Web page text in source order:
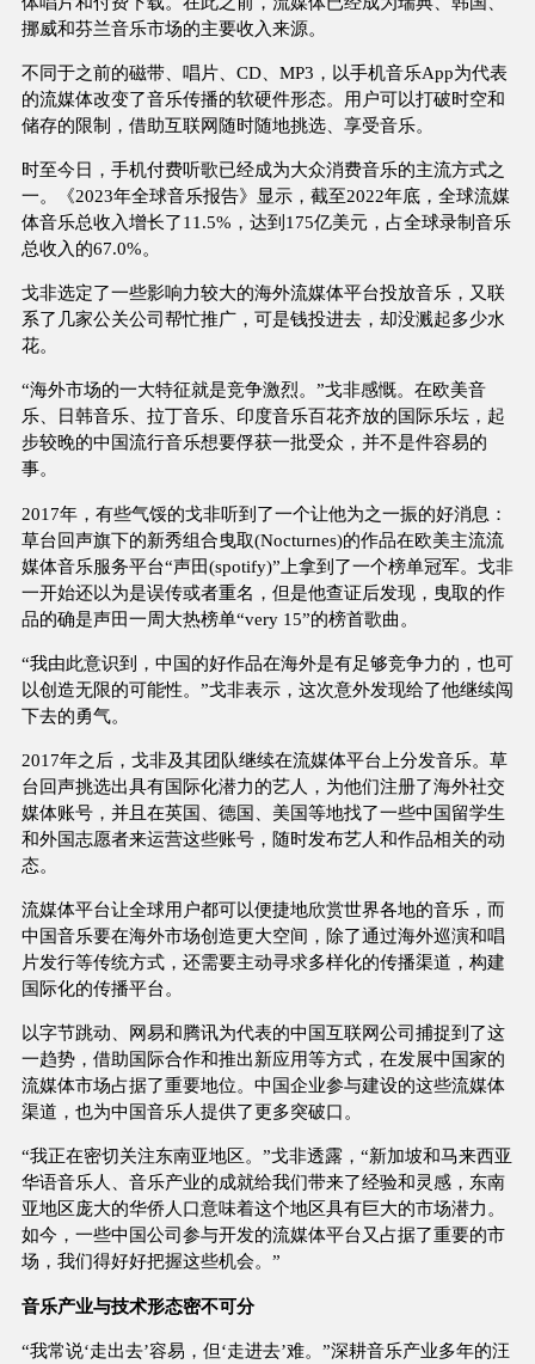
挪威和芬兰音乐市场的主要收入来源。
不同于之前的磁带、唱片、CD、MP3，以手机音乐App为代表
的流媒体改变了音乐传播的软硬件形态。用户可以打破时空和
储存的限制，借助互联网随时随地挑选、享受音乐。
时至今日，手机付费听歌已经成为大众消费音乐的主流方式之
一。《2023年全球音乐报告》显示，截至2022年底，全球流媒
体音乐总收入增长了11.5%，达到175亿美元，占全球录制音乐
总收入的67.0%。
戈非选定了一些影响力较大的海外流媒体平台投放音乐，又联
系了几家公关公司帮忙推广，可是钱投进去，却没溅起多少水
花。
“海外市场的一大特征就是竞争激烈。”戈非感慨。在欧美音
乐、日韩音乐、拉丁音乐、印度音乐百花齐放的国际乐坛，起
步较晚的中国流行音乐想要俘获一批受众，并不是件容易的
事。
2017年，有些气馁的戈非听到了一个让他为之一振的好消息：
草台回声旗下的新秀组合曳取(Nocturnes)的作品在欧美主流流
媒体音乐服务平台“声田(spotify)”上拿到了一个榜单冠军。戈非
一开始还以为是误传或者重名，但是他查证后发现，曳取的作
品的确是声田一周大热榜单“very 15”的榜首歌曲。
“我由此意识到，中国的好作品在海外是有足够竞争力的，也可
以创造无限的可能性。”戈非表示，这次意外发现给了他继续闯
下去的勇气。
2017年之后，戈非及其团队继续在流媒体平台上分发音乐。草
台回声挑选出具有国际化潜力的艺人，为他们注册了海外社交
媒体账号，并且在英国、德国、美国等地找了一些中国留学生
和外国志愿者来运营这些账号，随时发布艺人和作品相关的动
态。
流媒体平台让全球用户都可以便捷地欣赏世界各地的音乐，而
中国音乐要在海外市场创造更大空间，除了通过海外巡演和唱
片发行等传统方式，还需要主动寻求多样化的传播渠道，构建
国际化的传播平台。
以字节跳动、网易和腾讯为代表的中国互联网公司捕捉到了这
一趋势，借助国际合作和推出新应用等方式，在发展中国家的
流媒体市场占据了重要地位。中国企业参与建设的这些流媒体
渠道，也为中国音乐人提供了更多突破口。
“我正在密切关注东南亚地区。”戈非透露，“新加坡和马来西亚
华语音乐人、音乐产业的成就给我们带来了经验和灵感，东南
亚地区庞大的华侨人口意味着这个地区具有巨大的市场潜力。
如今，一些中国公司参与开发的流媒体平台又占据了重要的市
场，我们得好好把握这些机会。”
音乐产业与技术形态密不可分
“我常说‘走出去’容易，但‘走进去’难。”深耕音乐产业多年的汪